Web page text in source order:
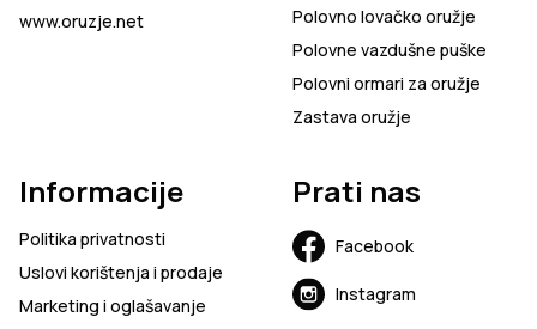
www.oruzje.net
Polovno lovačko oružje
Polovne vazdušne puške
Polovni ormari za oružje
Zastava oružje
Informacije
Politika privatnosti
Uslovi korištenja i prodaje
Marketing i oglašavanje
Prati nas
Facebook
Instagram